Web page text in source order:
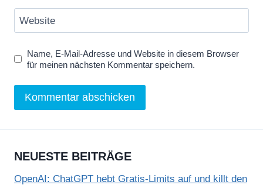
Website
Name, E-Mail-Adresse und Website in diesem Browser
für meinen nächsten Kommentar speichern.
NEUESTE BEITRÄGE
OpenAI: ChatGPT hebt Gratis-Limits auf und killt den